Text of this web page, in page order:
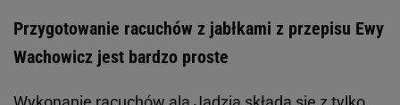
Przygotowanie racuchów z jabłkami z przepisu Ewy
Wachowicz jest bardzo proste